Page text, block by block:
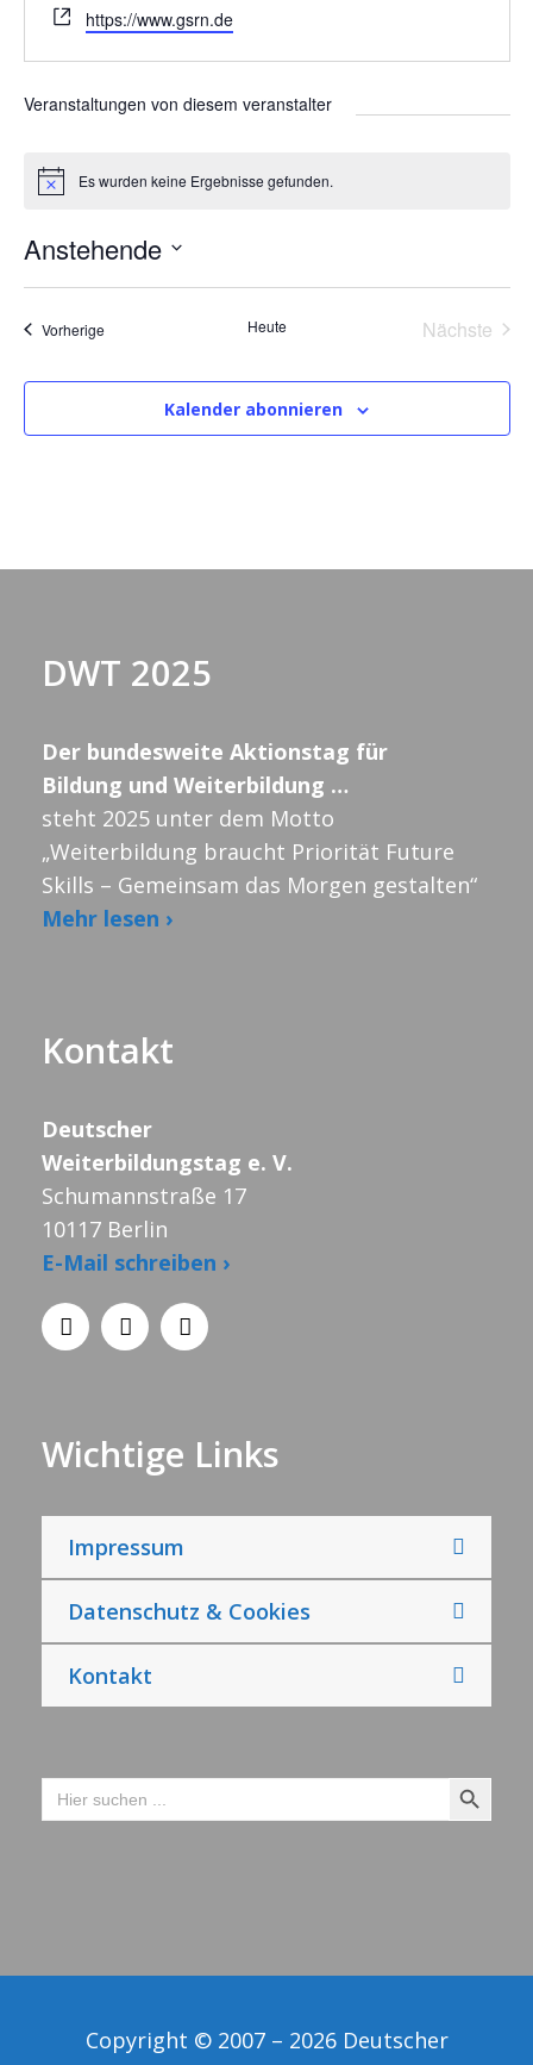
W
e
b
s
e
t
https://www.gsrn.de
Veranstaltungen von diesem veranstalter
H
w
e
i
Es wurden keine Ergebnisse gefunden.
Anstehende
t
m
ä
.
VorherigeVeranstaltungen Heute
Nächste
Kalender abonnieren
DWT 2025
Der bundesweite Aktionstag für
Bildung und Weiterbildung …
steht 2025 unter dem Motto
„Weiterbildung braucht Priorität Future
Skills – Gemeinsam das Morgen gestalten“
Mehr lesen ›
Kontakt
Deutscher
Weiterbildungstag e. V.
Schumannstraße 17
10117 Berlin
E-Mail schreiben ›
Wichtige Links
Impressum
Datenschutz & Cookies
Kontakt
Search
for:
Search Button
Copyright © 2007 – 2026 Deutscher